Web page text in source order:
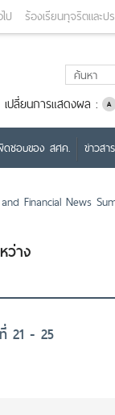
ป ร้องเรียนทุจริตและ
เปลี่ยนการแสดงผล :
ดชอบของ สศค. ข่าวสาร
Financial News
ว่าง
21 - 25